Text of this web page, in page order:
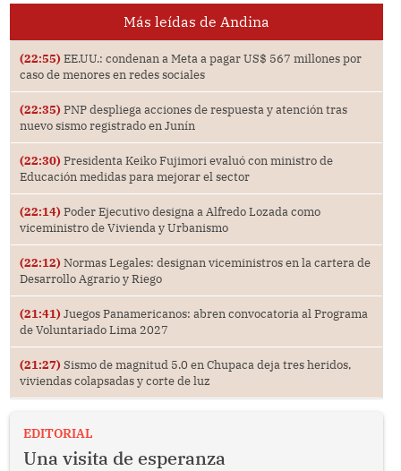
Más leídas de Andina
(22:55) EE.UU.: condenan a Meta a pagar US$ 567 millones por
caso de menores en redes sociales
(22:35) PNP despliega acciones de respuesta y atención tras
nuevo sismo registrado en Junín
(22:30) Presidenta Keiko Fujimori evaluó con ministro de
Educación medidas para mejorar el sector
(22:14) Poder Ejecutivo designa a Alfredo Lozada como
viceministro de Vivienda y Urbanismo
(22:12) Normas Legales: designan viceministros en la cartera de
Desarrollo Agrario y Riego
(21:41) Juegos Panamericanos: abren convocatoria al Programa
de Voluntariado Lima 2027
(21:27) Sismo de magnitud 5.0 en Chupaca deja tres heridos,
viviendas colapsadas y corte de luz
EDITORIAL
Una visita de esperanza